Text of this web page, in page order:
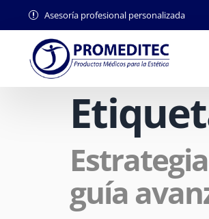
Asesoría profesional personalizada
guía